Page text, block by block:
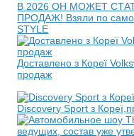
В 2026 ОН МОЖЕТ
ПРОДАЖ! Взяли по
STYLE
Доставлено з Кореї
продаж
Discovery Sport з